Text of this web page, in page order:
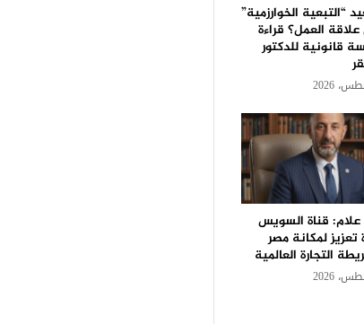
“التبعية الخوارزمية”
العمل؟ قراءة
قانونية للدكتور
قناة السويس
تعزيز لمكانة مصر
التجارة العالمية